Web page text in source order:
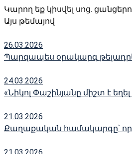
Կարող եք կիսվել սոց․
Այս թեմայով
26.03.2026
Պարզապես օրակարգ
24.03.2026
«Նիկոլ Փաշինյանը միշտ է
21.03.2026
Քաղաքական համակարգը՝